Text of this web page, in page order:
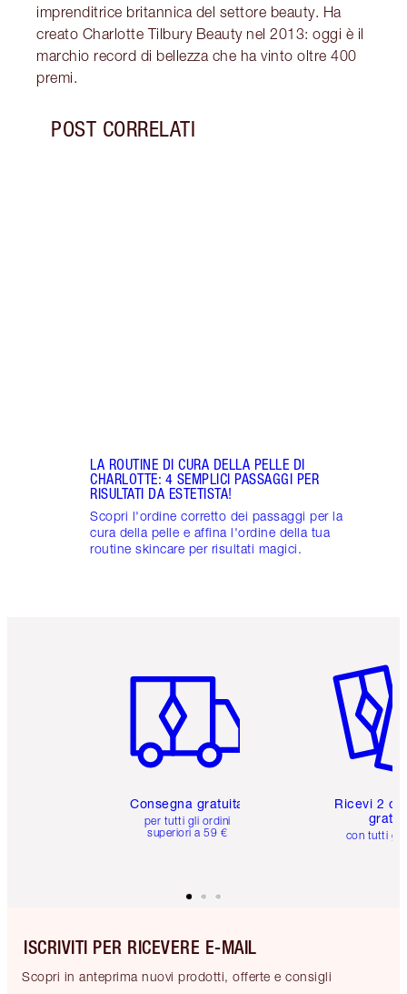
imprenditrice britannica del settore beauty. Ha
creato Charlotte Tilbury Beauty nel 2013: oggi è il
marchio record di bellezza che ha vinto oltre 400
premi.
POST CORRELATI
LA ROUTINE DI CURA DELLA PELLE DI
CHARLOTTE: 4 SEMPLICI PASSAGGI PER
RISULTATI DA ESTETISTA!
Scopri l'ordine corretto dei passaggi per la
cura della pelle e affina l'ordine della tua
routine skincare per risultati magici.
Consegna gratuita
per tutti gli ordini
superiori a 59 €
Ricevi 2
con tutti gli
ISCRIVITI PER RICEVERE E-MAIL
Scopri in anteprima nuovi prodotti, offerte e consigli